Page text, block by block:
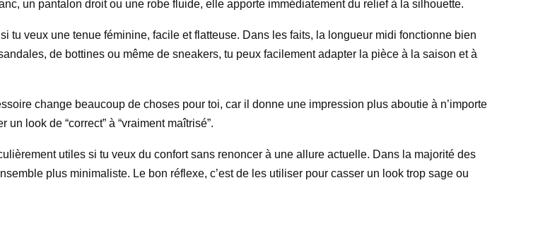
un pantalon droit ou une robe fluide, elle apporte immédiatement du relief à la silhouette.
tu veux une tenue féminine, facile et flatteuse. Dans les faits, la longueur midi fonctionne bien
de bottines ou même de sneakers, tu peux facilement adapter la pièce à la saison et à
change beaucoup de choses pour toi, car il donne une impression plus aboutie à n’importe
look de “correct” à “vraiment maîtrisé”.
utiles si tu veux du confort sans renoncer à une allure actuelle. Dans la majorité des
plus minimaliste. Le bon réflexe, c’est de les utiliser pour casser un look trop sage ou